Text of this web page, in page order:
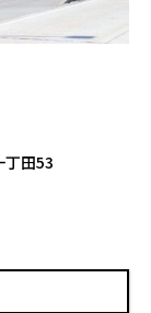
丁田53